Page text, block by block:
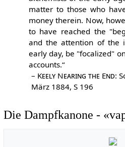
matter to those who
money therein. Now,
to have reached the
and the attention of the
early day, be "focalized"
accounts.“
– Keely Nearing the End:
März 1884, S 196
Die Dampfkanone -